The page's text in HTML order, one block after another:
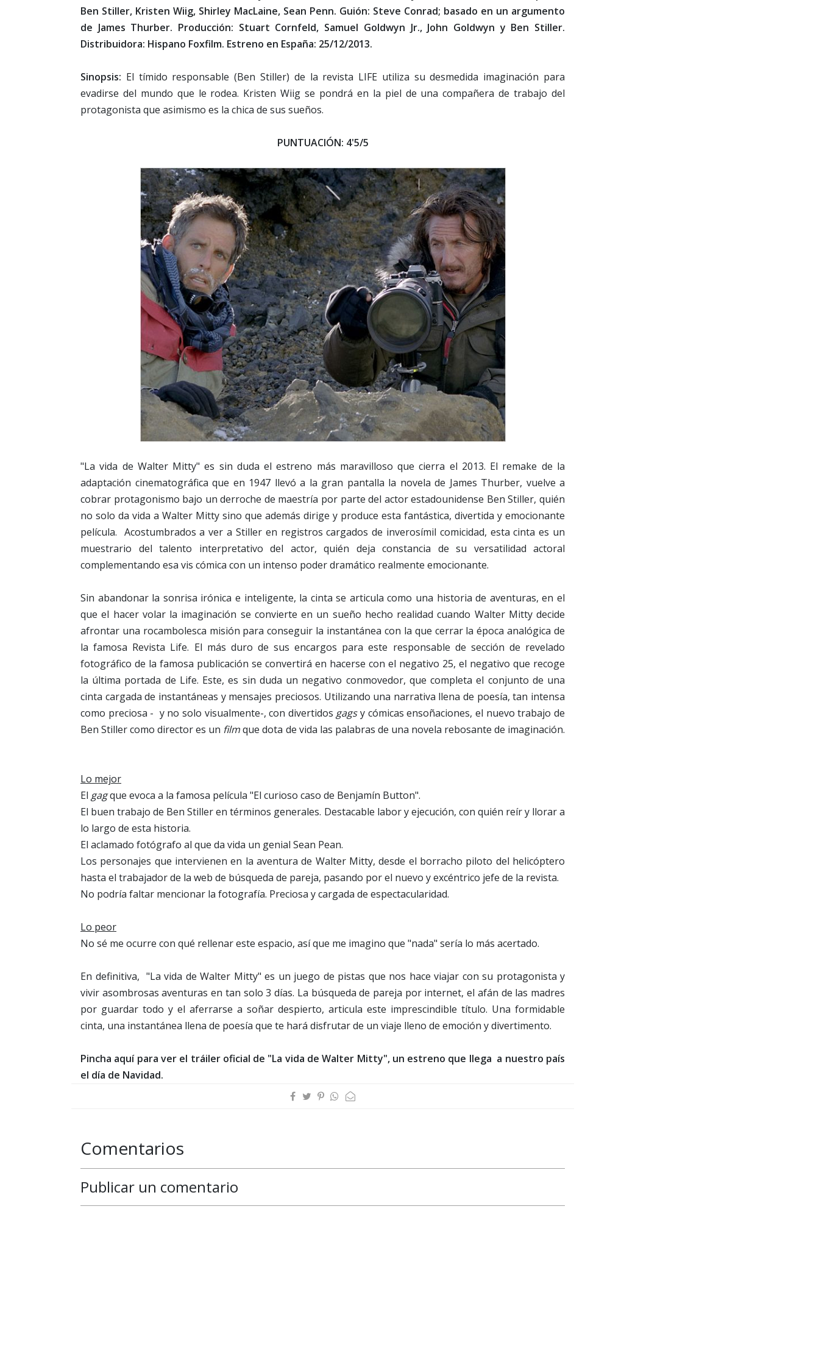
Ben Stiller, Kristen Wiig, Shirley MacLaine, Sean Penn. Guión: Steve Conrad; basado en un argumento
de James Thurber. Producción: Stuart Cornfeld, Samuel Goldwyn Jr., John Goldwyn y Ben Stiller.
Distribuidora: Hispano Foxfilm. Estreno en España: 25/12/2013.
Sinopsis: El tímido responsable (Ben Stiller) de la revista LIFE utiliza su desmedida imaginación para
evadirse del mundo que le rodea. Kristen Wiig se pondrá en la piel de una compañera de trabajo del
protagonista que asimismo es la chica de sus sueños.
PUNTUACIÓN: 4'5/5
"La vida de Walter Mitty" es sin duda el estreno más maravilloso que cierra el 2013. El remake de la
adaptación cinematográfica que en 1947 llevó a la gran pantalla la novela de James Thurber, vuelve a
cobrar protagonismo bajo un derroche de maestría por parte del actor estadounidense Ben Stiller, quién
no solo da vida a Walter Mitty sino que además dirige y produce esta fantástica, divertida y emocionante
película. Acostumbrados a ver a Stiller en registros cargados de inverosímil comicidad, esta cinta es un
muestrario del talento interpretativo del actor, quién deja constancia de su versatilidad actoral
complementando esa vis cómica con un intenso poder dramático realmente emocionante.
Sin abandonar la sonrisa irónica e inteligente, la cinta se articula como una historia de aventuras, en el
que el hacer volar la imaginación se convierte en un sueño hecho realidad cuando Walter Mitty decide
afrontar una rocambolesca misión para conseguir la instantánea con la que cerrar la época analógica de
la famosa Revista Life. El más duro de sus encargos para este responsable de sección de revelado
fotográfico de la famosa publicación se convertirá en hacerse con el negativo 25, el negativo que recoge
la última portada de Life. Este, es sin duda un negativo conmovedor, que completa el conjunto de una
cinta cargada de instantáneas y mensajes preciosos. Utilizando una narrativa llena de poesía, tan intensa
como preciosa - y no solo visualmente-, con divertidos gagsy cómicas ensoñaciones, el nuevo trabajo de
Ben Stiller como director es un filmque dota de vida las palabras de una novela rebosante de imaginación.
Lo mejor
El gagque evoca a la famosa película "El curioso caso de Benjamín Button".
El buen trabajo de Ben Stiller en términos generales. Destacable labor y ejecución, con quién reír y llorar a
lo largo de esta historia.
El aclamado fotógrafo al que da vida un genial Sean Pean.
Los personajes que intervienen en la aventura de Walter Mitty, desde el borracho piloto del helicóptero
hasta el trabajador de la web de búsqueda de pareja, pasando por el nuevo y excéntrico jefe de la revista.
No podría faltar mencionar la fotografía. Preciosa y cargada de espectacularidad.
Lo peor
No sé me ocurre con qué rellenar este espacio, así que me imagino que "nada" sería lo más acertado.
En definitiva, "La vida de Walter Mitty" es un juego de pistas que nos hace viajar con su protagonista y
vivir asombrosas aventuras en tan solo 3 días. La búsqueda de pareja por internet, el afán de las madres
por guardar todo y el aferrarse a soñar despierto, articula este imprescindible título. Una formidable
cinta, una instantánea llena de poesía que te hará disfrutar de un viaje lleno de emoción y divertimento.
Pincha aquí para ver el tráiler oficial de "La vida de Walter Mitty", un estreno que llega a nuestro país
el día de Navidad.
Comentarios
Publicar un comentario